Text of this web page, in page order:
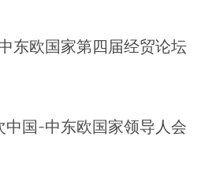
东欧国家第四届经贸论坛
中国-中东欧国家领导人会